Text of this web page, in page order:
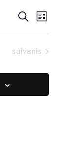
et
de
Recherche
Liste
Évènements
suivants